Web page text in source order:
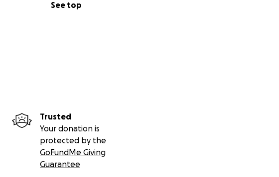
See top
Trusted
Your donation is
protected by the
GoFundMe Giving
Guarantee